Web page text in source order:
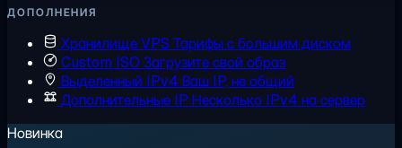
ДОПОЛНЕНИЯ
Хранилище VPS Тарифы с большим диском
Custom ISO Загрузите свой образ
Выделенный IPv4 Ваш IP, не общий
Дополнительные IP Несколько IPv4 на сервер
Новинка